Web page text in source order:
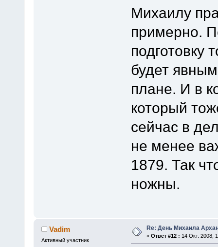
Михаилу
примерно.
подготовку
будет
плане. И в
который
сейчас в
не менее
1879. Так
ножны.
Vadim
Активный участник
Re: День Михаила
« Ответ #12 : 14 Окт. 2008,